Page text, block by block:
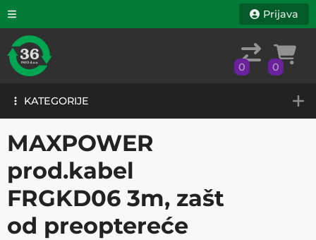
KATEGORIJE
Prijava
0 0
KATEGORIJE
MAXPOWER
prod.kabel
FRGKD06 3m, zašt
od preoptereće